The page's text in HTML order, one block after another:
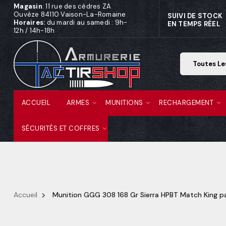
Magasin: 11 rue des cèdres ZA
Ouvèze 84110 Vaison-La-Romaine
Horaires: du mardi au samedi : 9h-
12h / 14h-18h
SUIVI DE STOCK
EN TEMPS RÉEL
ACCUEIL ARMES MUNITIONS RECHARGEMENT
SÉCURITÉS ET COFFRES
Accueil Munition GGG 308 168 Gr Sierra HPBT Match King